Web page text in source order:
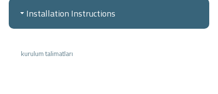
Installation Instructions
kurulum talimatları